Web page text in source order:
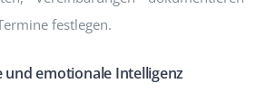
festlegen.
und emotionale Intelligenz